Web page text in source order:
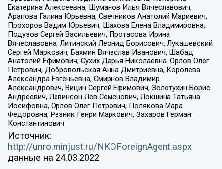
Екатерина Алексеевна, Шуманов Илья Вячеславович,
Арапова Галина Юрьевна, Свечников Анатолий Мариевич,
Прохоров Вадим Юрьевич, Шахова Елена Владимировна,
Подузов Сергей Васильевич, Протасова Ирина
Вячеславовна, Литинский Леонид Борисович, Лукашевский
Сергей Маркович, Бахмин Вячеслав Иванович, Шабад
Анатолий Ефимович, Сухих Дарья Николаевна, Орлов Олег
Петрович, Добровольская Анна Дмитриевна, Королева
Александра Евгеньевна, Смирнов Владимир
Александрович, Вицин Сергей Ефимович, Золотухин Борис
Андреевич, Левинсон Лев Семенович, Локшина Татьяна
Иосифовна, Орлов Олег Петрович, Полякова Мара
Федоровна, Резник Генри Маркович, Захаров Герман
Константинович
Источник:
http://unro.minjust.ru/NKOForeignAgent.aspx
данные на 24.03.2022